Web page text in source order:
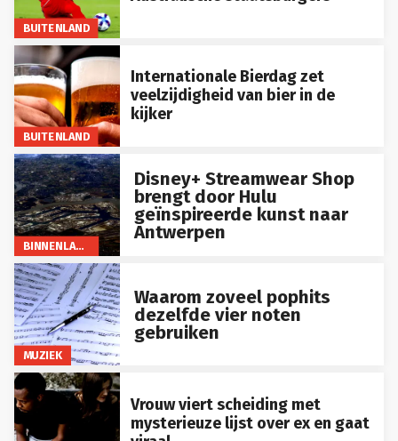
BUITENLAND
BUITENLAND
Internationale Bierdag zet
veelzijdigheid van bier in de
kijker
BINNENLAND
Disney+ Streamwear Shop
brengt door Hulu
geïnspireerde kunst naar
Antwerpen
MUZIEK
Waarom zoveel pophits
dezelfde vier noten
gebruiken
Vrouw viert scheiding met
mysterieuze lijst over ex en gaat
viraal